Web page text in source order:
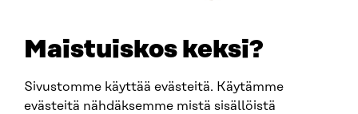
Maistuiskos keksi?
Sivustomme käyttää evästeitä. Käytämme
evästeitä nähdäksemme mistä sisällöistä
SITRA SOSIAALISESSA MEDIASSA